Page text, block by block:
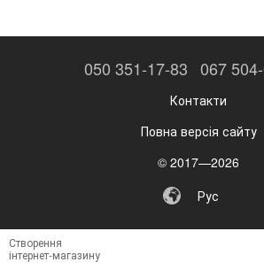
050 351-17-83 067
Контакти
Повна версія сайту
© 2017—2026
Рус
Створення
інтернет-магазину